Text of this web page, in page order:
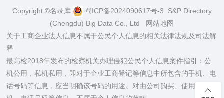
Copyright ©名录库 蜀ICP备2024090617号-3 S&P Directory
(Chengdu) Big Data Co., Ltd
网站地图
关于工商企业法人信息不属于公民个人信息的相关法律法规及司法解
释
最高检2018年发布的检察机关办理侵犯公民个人信息案件指引：公
机公用，私机私用，即对于企业工商登记等信息中所包含的手机、电
话号码等信息，应当明确该号码的用途。对由公司购买、使用的手